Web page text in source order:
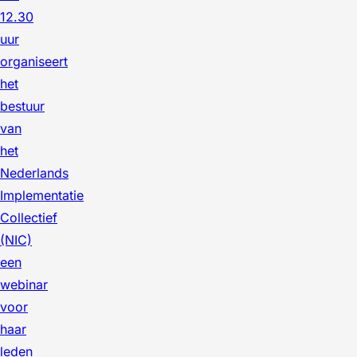
12.30
uur
organiseert
het
bestuur
van
het
Nederlands
Implementatie
Collectief
(NIC)
een
webinar
voor
haar
leden